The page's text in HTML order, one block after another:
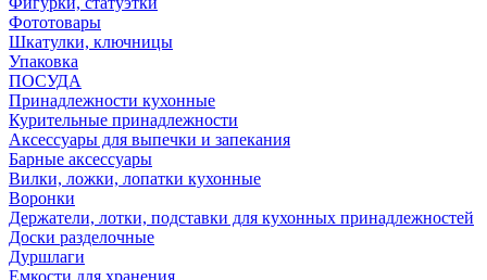
Фототовары
Шкатулки, ключницы
Упаковка
ПОСУДА
Принадлежности кухонные
Курительные принадлежности
Аксессуары для выпечки и запекания
Барные аксессуары
Вилки, ложки, лопатки кухонные
Воронки
Держатели, лотки, подставки для кухонных принадлежностей
Доски разделочные
Дуршлаги
Емкости для хранения